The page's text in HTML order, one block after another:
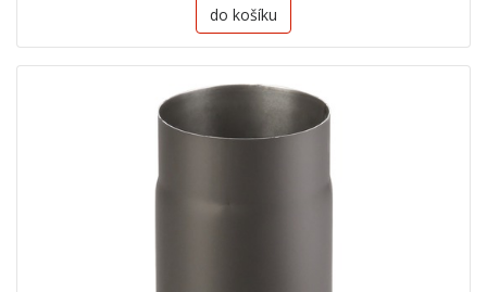
do košíku